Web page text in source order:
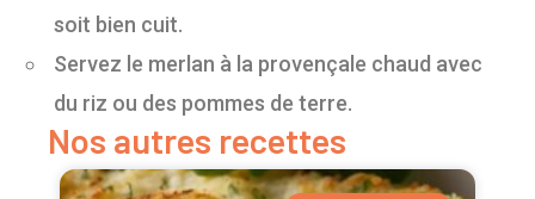
soit bien cuit.
Servez le merlan à la provençale chaud avec
du riz ou des pommes de terre.
Nos autres recettes